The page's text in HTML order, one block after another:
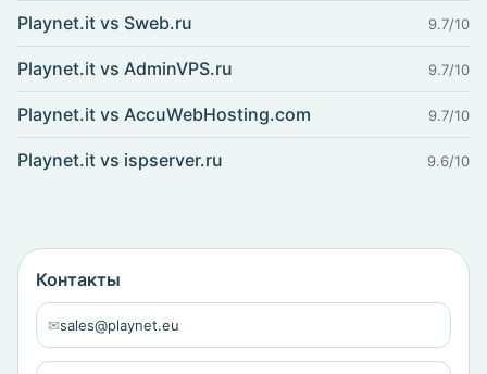
Playnet.it vs Sweb.ru 9.7/10
Playnet.it vs AdminVPS.ru 9.7/10
Playnet.it vs AccuWebHosting.com 9.7/10
Playnet.it vs ispserver.ru 9.6/10
Контакты
✉sales@playnet.eu